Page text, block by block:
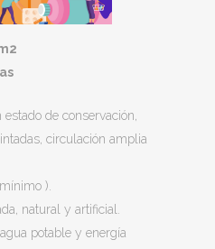
de conservación,
circulación amplia
).
natural y artificial.
potable y energía